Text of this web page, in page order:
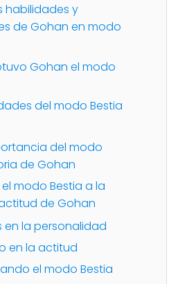
habilidades y
de Gohan en modo
Gohan el modo
del modo Bestia
del modo
de Gohan
modo Bestia a la
de Gohan
en la personalidad
en la actitud
el modo Bestia